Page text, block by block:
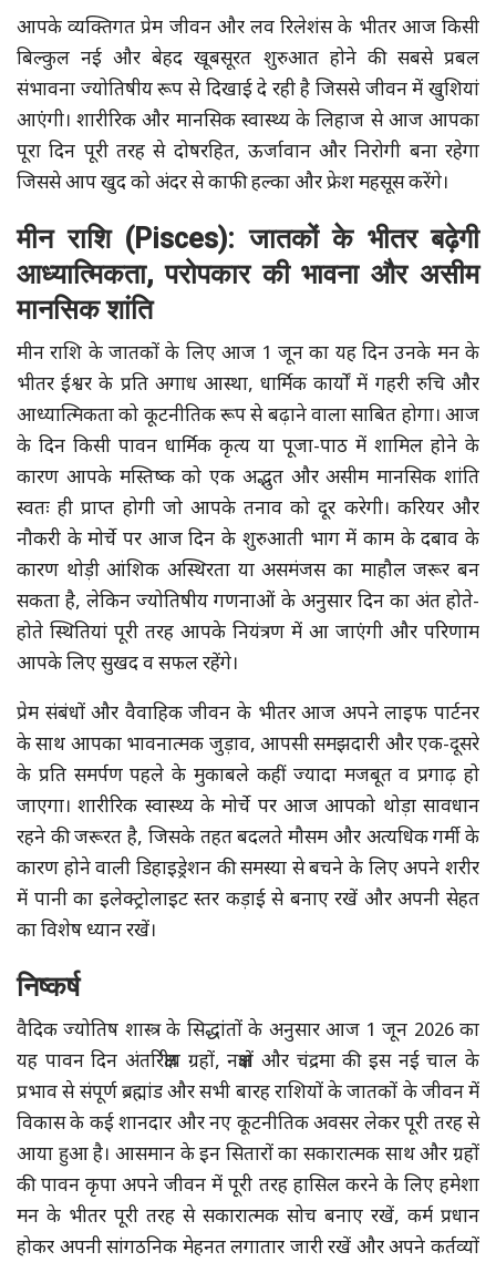
आपके व्यक्तिगत प्रेम जीवन और लव रिलेशंस के भीतर आज किसी
बिल्कुल नई और बेहद खूबसूरत शुरुआत होने की सबसे प्रबल
संभावना ज्योतिषीय रूप से दिखाई दे रही है जिससे जीवन में खुशियां
आएंगी। शारीरिक और मानसिक स्वास्थ्य के लिहाज से आज आपका
पूरा दिन पूरी तरह से दोषरहित, ऊर्जावान और निरोगी बना रहेगा
जिससे आप खुद को अंदर से काफी हल्का और फ्रेश महसूस करेंगे।
मीन राशि (Pisces): जातकों के भीतर बढ़ेगी
आध्यात्मिकता, परोपकार की भावना और असीम
मानसिक शांति
मीन राशि के जातकों के लिए आज 1 जून का यह दिन उनके मन के
भीतर ईश्वर के प्रति अगाध आस्था, धार्मिक कार्यों में गहरी रुचि और
आध्यात्मिकता को कूटनीतिक रूप से बढ़ाने वाला साबित होगा। आज
के दिन किसी पावन धार्मिक कृत्य या पूजा-पाठ में शामिल होने के
कारण आपके मस्तिष्क को एक अद्भुत और असीम मानसिक शांति
स्वतः ही प्राप्त होगी जो आपके तनाव को दूर करेगी। करियर और
नौकरी के मोर्चे पर आज दिन के शुरुआती भाग में काम के दबाव के
कारण थोड़ी आंशिक अस्थिरता या असमंजस का माहौल जरूर बन
सकता है, लेकिन ज्योतिषीय गणनाओं के अनुसार दिन का अंत होते-
होते स्थितियां पूरी तरह आपके नियंत्रण में आ जाएंगी और परिणाम
आपके लिए सुखद व सफल रहेंगे।
प्रेम संबंधों और वैवाहिक जीवन के भीतर आज अपने लाइफ पार्टनर
के साथ आपका भावनात्मक जुड़ाव, आपसी समझदारी और एक-दूसरे
के प्रति समर्पण पहले के मुकाबले कहीं ज्यादा मजबूत व प्रगाढ़ हो
जाएगा। शारीरिक स्वास्थ्य के मोर्चे पर आज आपको थोड़ा सावधान
रहने की जरूरत है, जिसके तहत बदलते मौसम और अत्यधिक गर्मी के
कारण होने वाली डिहाइड्रेशन की समस्या से बचने के लिए अपने शरीर
में पानी का इलेक्ट्रोलाइट स्तर कड़ाई से बनाए रखें और अपनी सेहत
का विशेष ध्यान रखें।
निष्कर्ष
वैदिक ज्योतिष शास्त्र के सिद्धांतों के अनुसार आज 1 जून 2026 का
यह पावन दिन अंतरिक्षीय ग्रहों, नक्षत्रों और चंद्रमा की इस नई चाल के
प्रभाव से संपूर्ण ब्रह्मांड और सभी बारह राशियों के जातकों के जीवन में
विकास के कई शानदार और नए कूटनीतिक अवसर लेकर पूरी तरह से
आया हुआ है। आसमान के इन सितारों का सकारात्मक साथ और ग्रहों
की पावन कृपा अपने जीवन में पूरी तरह हासिल करने के लिए हमेशा
मन के भीतर पूरी तरह से सकारात्मक सोच बनाए रखें, कर्म प्रधान
होकर अपनी सांगठनिक मेहनत लगातार जारी रखें और अपने कर्तव्यों